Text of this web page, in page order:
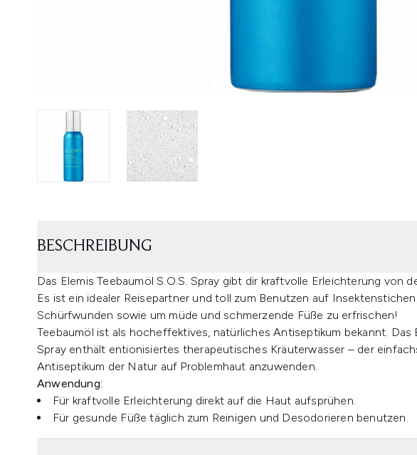
BESCHREIBUNG
Das Elemis Teebaumöl S.O.S. Spray gibt dir kraftvolle Erleichterung von
Es ist ein idealer Reisepartner und toll zum Benutzen auf
Schürfwunden sowie um müde und schmerzende Füße zu erfrischen!
Teebaumöl ist als hocheffektives, natürliches Antiseptikum bekannt. Das
Spray enthält entionisiertes therapeutisches Kräuterwasser – der
Antiseptikum der Natur auf Problemhaut anzuwenden.
Anwendung:
Für kraftvolle Erleichterung direkt auf die Haut aufsprühen.
Für gesunde Füße täglich zum Reinigen und Desodorieren benutzen.